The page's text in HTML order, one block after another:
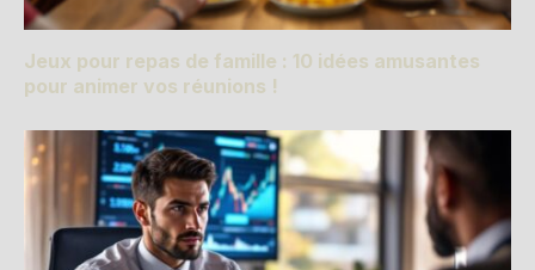
Jeux pour repas de famille : 10 idées amusantes
pour animer vos réunions !